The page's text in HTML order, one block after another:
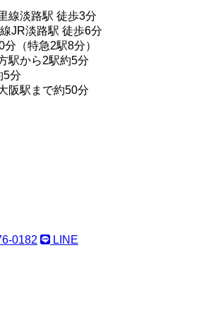
線淡路駅 徒歩3分
JR淡路駅 徒歩6分
分（特急2駅8分）
駅から2駅約5分
5分
阪駅まで約50分
0182 LINE